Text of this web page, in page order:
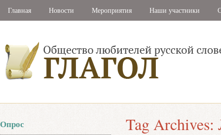
Главная Новости Мероприятия Наши участники
Tag Archives:
Опрос